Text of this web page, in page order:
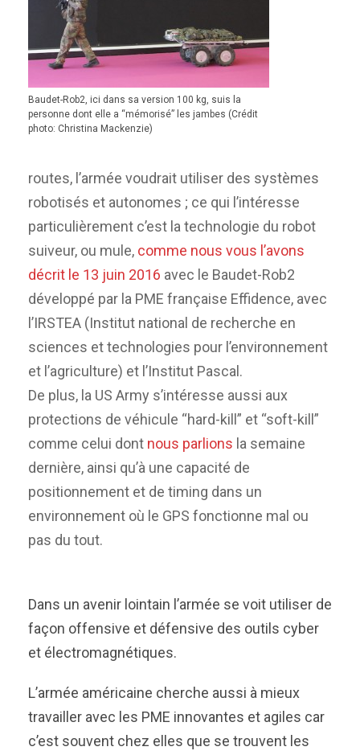
Baudet-Rob2, ici dans sa version 100 kg, suis la
personne dont elle a “mémorisé” les jambes (Crédit
photo: Christina Mackenzie)
routes, l’armée voudrait utiliser des systèmes
robotisés et autonomes ; ce qui l’intéresse
particulièrement c’est la technologie du robot
suiveur, ou mule, comme nous vous l’avons
décrit le 13 juin 2016 avec le Baudet-Rob2
développé par la PME française Effidence, avec
l’IRSTEA (Institut national de recherche en
sciences et technologies pour l’environnement
et l’agriculture) et l’Institut Pascal.
De plus, la US Army s’intéresse aussi aux
protections de véhicule “hard-kill” et “soft-kill”
comme celui dont nous parlions la semaine
dernière, ainsi qu’à une capacité de
positionnement et de timing dans un
environnement où le GPS fonctionne mal ou
pas du tout.
Dans un avenir lointain l’armée se voit utiliser de
façon offensive et défensive des outils cyber
et électromagnétiques.
L’armée américaine cherche aussi à mieux
travailler avec les PME innovantes et agiles car
c’est souvent chez elles que se trouvent les